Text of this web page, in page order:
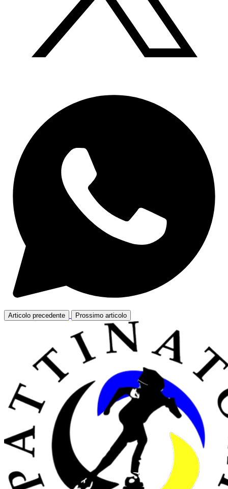
Articolo precedente Prossimo articolo